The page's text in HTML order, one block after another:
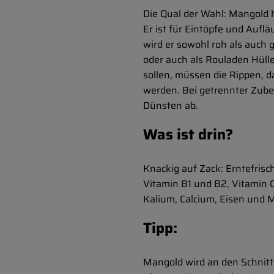
Die Qual der Wahl:
Er ist für Eintöpfe und
wird er sowohl roh als auch
oder auch als Rouladen
sollen, müssen die Rippen,
werden. Bei getrennter
Dünsten ab.
Was ist drin?
Knackig auf Zack:
Vitamin B1 und B2, Vitamin
Kalium, Calcium, Eisen und
Tipp:
Mangold wird an den